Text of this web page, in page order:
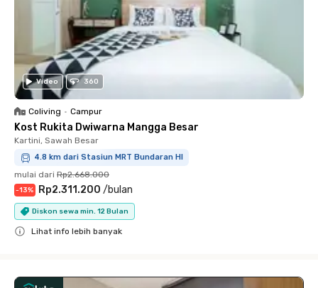
Video 360
Coliving • Campur
Kost Rukita Dwiwarna Mangga Besar
Kartini, Sawah Besar
4.8 km dari Stasiun MRT Bundaran HI
mulai dari Rp2.668.000
-13% Rp2.311.200 /bulan
Diskon sewa min. 12 Bulan
Lihat info lebih banyak